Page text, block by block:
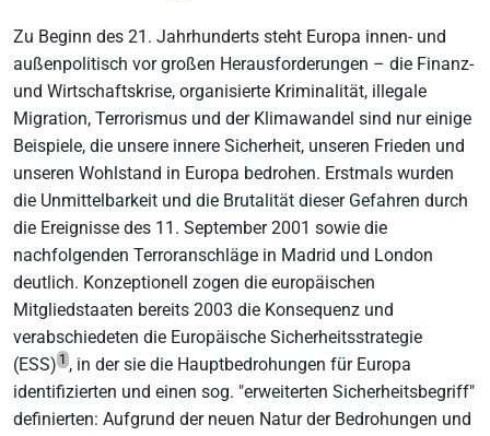
Zu Beginn des 21. Jahrhunderts steht Europa innen- und
außenpolitisch vor großen Herausforderungen – die Finanz-
und Wirtschaftskrise, organisierte Kriminalität, illegale
Migration, Terrorismus und der Klimawandel sind nur einige
Beispiele, die unsere innere Sicherheit, unseren Frieden und
unseren Wohlstand in Europa bedrohen. Erstmals wurden
die Unmittelbarkeit und die Brutalität dieser Gefahren durch
die Ereignisse des 11. September 2001 sowie die
nachfolgenden Terroranschläge in Madrid und London
deutlich. Konzeptionell zogen die europäischen
Mitgliedstaaten bereits 2003 die Konsequenz und
verabschiedeten die Europäische Sicherheitsstrategie
(ESS) 1 , in der sie die Hauptbedrohungen für Europa
identifizierten und einen sog. "erweiterten Sicherheitsbegriff"
definierten: Aufgrund der neuen Natur der Bedrohungen und